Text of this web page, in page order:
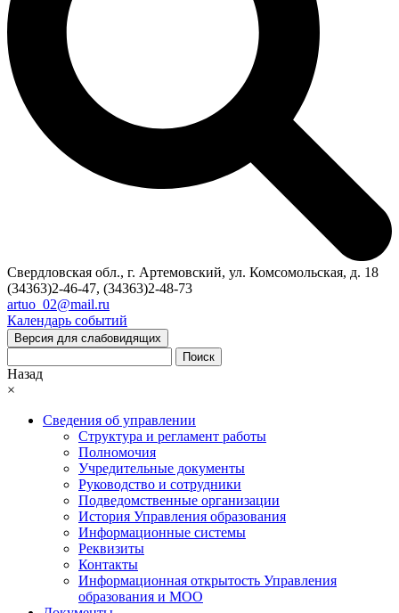
Свердловская обл., г. Артемовский, ул. Комсомольская, д. 18
(34363)2-46-47, (34363)2-48-73
artuo_02@mail.ru
Календарь событий
Версия для слабовидящих
Поиск
Назад
×
Сведения об управлении
Структура и регламент работы
Полномочия
Учредительные документы
Руководство и сотрудники
Подведомственные организации
История Управления образования
Информационные системы
Реквизиты
Контакты
Информационная открытость Управления
образования и МОО